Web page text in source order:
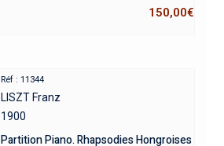
150,00€
Réf : 11344
LISZT Franz
1900
Partition Piano. Rhapsodies Hongroises